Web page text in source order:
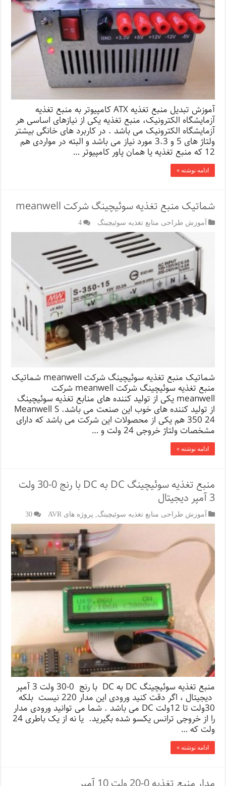
آموزش تبدیل منبع تغذیه ATX کامپیوتر به منبع تغذیه
آزمایشگاه الکترونیک، منبع تغذیه یکی از نیازهای اساسی هر
آزمایشگاه الکترونیک می باشد . در کاربرد های خانگی بیشتر
ولتاژ های 5 و 3.3 مورد نیاز می باشد و البته در مواردی هم
12 که منبع تغذیه یا همان پاور کامپیوتر …
ادامه نوشته »
شماتیک منبع تغذیه سوئیچینگ شرکت meanwell
آموزش طراحی منابع تغذیه سوئیچینگ 4
شماتیک منبع تغذیه سوئیچینگ شرکت meanwell شماتیک
منبع تغذیه سوئیچینگ شرکت meanwell شرکت
meanwell یکی از تولید کننده های منابع تغذیه سوئیچینگ
از تولید کننده های خوب این صنعت می باشد. Meanwell S
350 24 هم یکی از محصولات این شرکت می باشد که دارای
مشخصات ولتاژ خروجی 24 ولت و …
ادامه نوشته »
منبع تغذیه سوئیچینگ DC به DC با رنج 0-30 ولت
3 آمپر دیجیتال
آموزش طراحی منابع تغذیه سوئیچینگ, پروژه های AVR 30
منبع تغذیه سوئیچینگ DC به DC با رنج 0-30 ولت 3 آمپر
دیجیتال ، اگر دقت کنید ورودی این مدار 220 نیست بلکه
30ولت تا 12ولت DC می باشد . شما می توانید ورودی مدار
را از خروجی ترانس یکسو شده بگیرید. یا نه از یک باطری 24
ولت که …
ادامه نوشته »